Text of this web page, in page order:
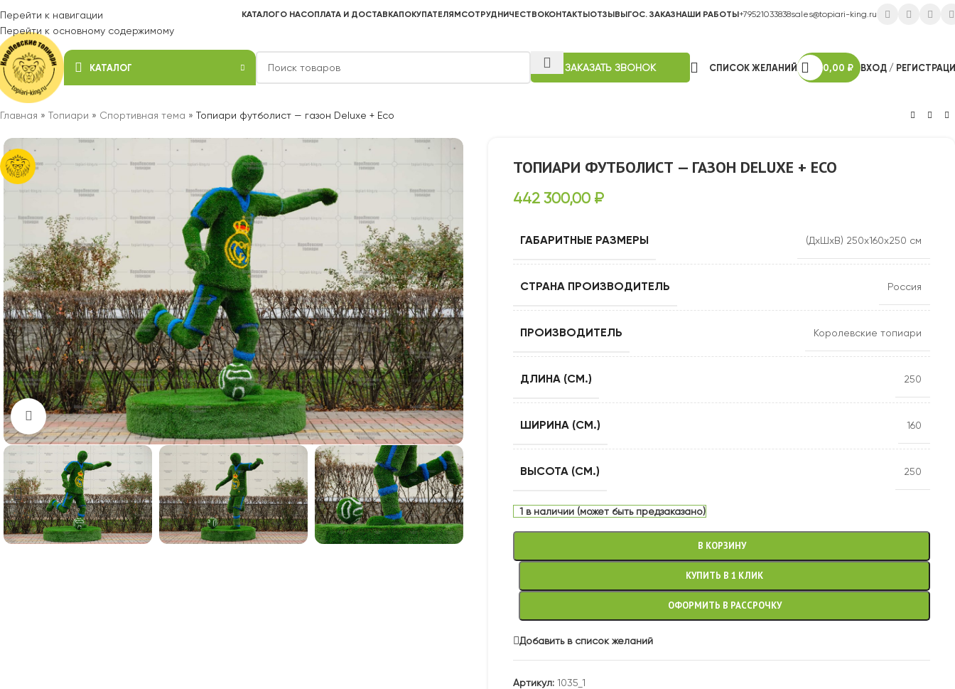
Перейти к навигации
Перейти к основному содержимому
КАТАЛОГО НАСОПЛАТА И ДОСТАВКАПОКУПАТЕЛЯМСОТРУДНИЧЕСТВОКОНТАКТЫОТЗЫВЫГОС. ЗАКАЗНАШИ РАБОТЫ+79521033838sales@topiari-king.ru
КАТАЛОГ ЗАКАЗАТЬ ЗВОНОК СПИСОК ЖЕЛАНИЙ 0,00 ₽ ВХОД /
Главная » Топиари » Спортивная тема » Топиари футболист — газон Deluxe + Eco
Нажмите, чтобы увеличить
ТОПИАРИ ФУТБОЛИСТ — ГАЗОН DELUXE + ECO
442 300,00 ₽
ГАБАРИТНЫЕ РАЗМЕРЫ (ДхШхВ) 250х160х250 см
СТРАНА ПРОИЗВОДИТЕЛЬ Россия
ПРОИЗВОДИТЕЛЬ Королевские топиари
ДЛИНА (СМ.) 250
ШИРИНА (СМ.) 160
ВЫСОТА (СМ.) 250
1 в наличии (может быть предзаказано)
В КОРЗИНУ
КУПИТЬ В 1 КЛИК
ОФОРМИТЬ В РАССРОЧКУ
Добавить в список желаний
Артикул: 1035_1